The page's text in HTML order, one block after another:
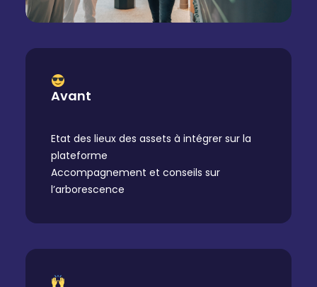
Avant
Etat des lieux des assets à intégrer sur la
plateforme
Accompagnement et conseils sur
l’arborescence